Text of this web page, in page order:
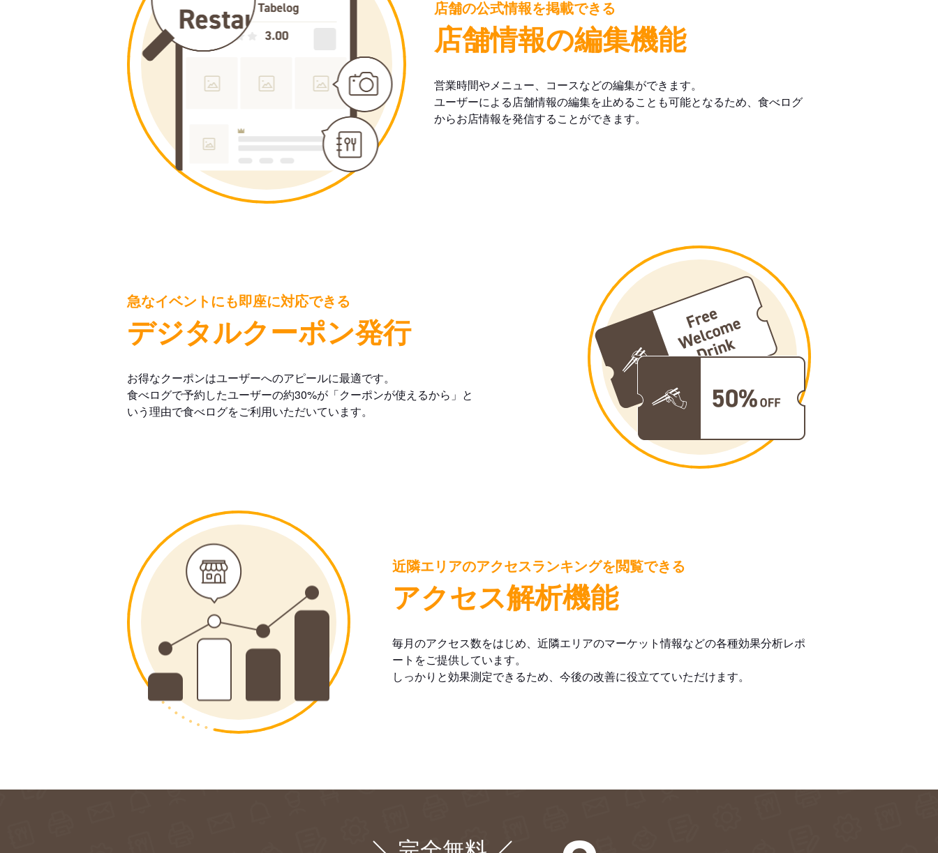
店舗の公式情報を掲載できる
店舗情報の編集機能
営業時間やメニュー、コースなどの編集ができます。
ユーザーによる店舗情報の編集を止めることも可能となるため、食べログ
からお店情報を発信することができます。
急なイベントにも即座に対応できる
デジタルクーポン発行
お得なクーポンはユーザーへのアピールに最適です。
食べログで予約したユーザーの約30%が「クーポンが使えるから」と
いう理由で食べログをご利用いただいています。
近隣エリアのアクセスランキングを閲覧できる
アクセス解析機能
毎月のアクセス数をはじめ、近隣エリアのマーケット情報などの各種効果分析レポ
ートをご提供しています。
しっかりと効果測定できるため、今後の改善に役立てていただけます。